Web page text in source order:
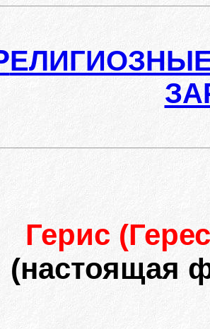
Герис
(настоящая